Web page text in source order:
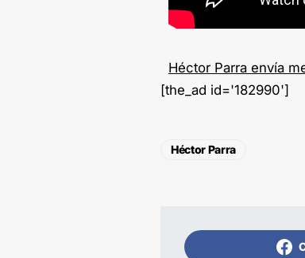
Héctor Parra envía
[the_ad id='182990']
Héctor Parra